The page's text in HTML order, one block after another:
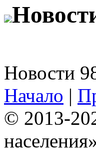
Новости
Начало |
© 2013-